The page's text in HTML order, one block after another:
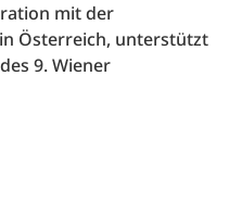
mit der
Österreich, unterstützt
9. Wiener